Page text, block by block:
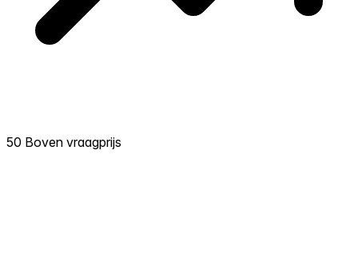
50 Boven vraagprijs